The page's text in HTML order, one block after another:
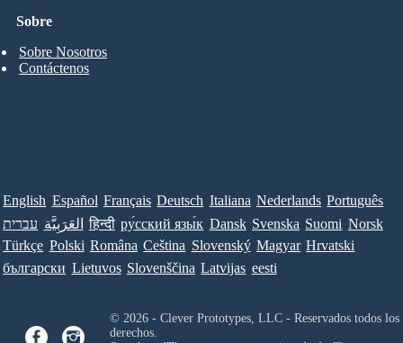
Sobre
Sobre Nosotros
Contáctenos
English Español Français Deutsch Italiana Nederlands Português
עברית العَرَبِيَّة हिन्दी ру́сский язы́к Dansk Svenska Suomi Norsk
Türkçe Polski Româna Ceština Slovenský Magyar Hrvatski
български Lietuvos Slovenščina Latvijas eesti
© 2026 - Clever Prototypes, LLC - Reservados todos los
derechos.